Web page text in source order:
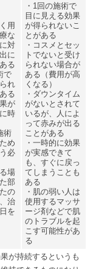
用
な
対
に
る
で
れ
る
が
時
術
め
必
場
部
の
治
を
・1回の施術で
目に見える効果
が得られないこ
とがある
・コスメとセッ
トでないと受け
られない場合が
ある（費用が高
くなる）
・ダウンタイム
がないとされて
いるが、人によ
って赤みが出る
ことがある
・一時的に効果
が実感できて
も、すぐに戻っ
てしまうことも
ある
・肌の弱い人は
使用するマッサ
ージ剤などで肌
のトラブルを起
こす可能性があ
る
が持続するというも